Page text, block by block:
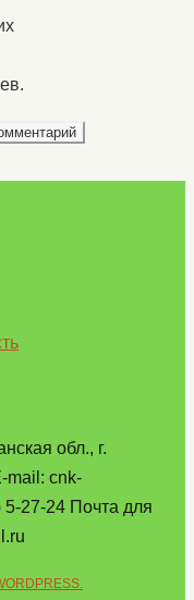
обл., г.
mail: cnk-
5-27-24 Почта для